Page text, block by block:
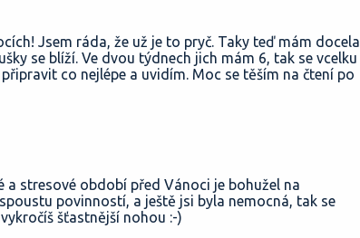
Jsem ráda, že už je to pryč. Taky teď mám docela
se blíží. Ve dvou týdnech jich mám 6, tak se vcelku
co nejlépe a uvidím. Moc se těším na čtení po
a stresové období před Vánoci je bohužel na
povinností, a ještě jsi byla nemocná, tak se
šťastnější nohou :-)